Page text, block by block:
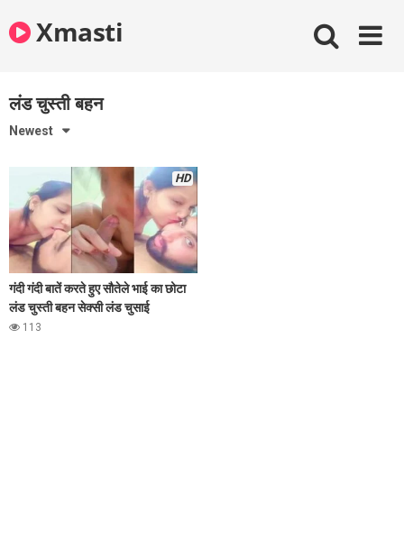
to
contentXmasti
लंड चुस्ती बहन
Newest
HD
गंदी गंदी बातें करते हुए सौतेले भाई का छोटा
लंड चुस्ती बहन सेक्सी लंड चुसाई
113